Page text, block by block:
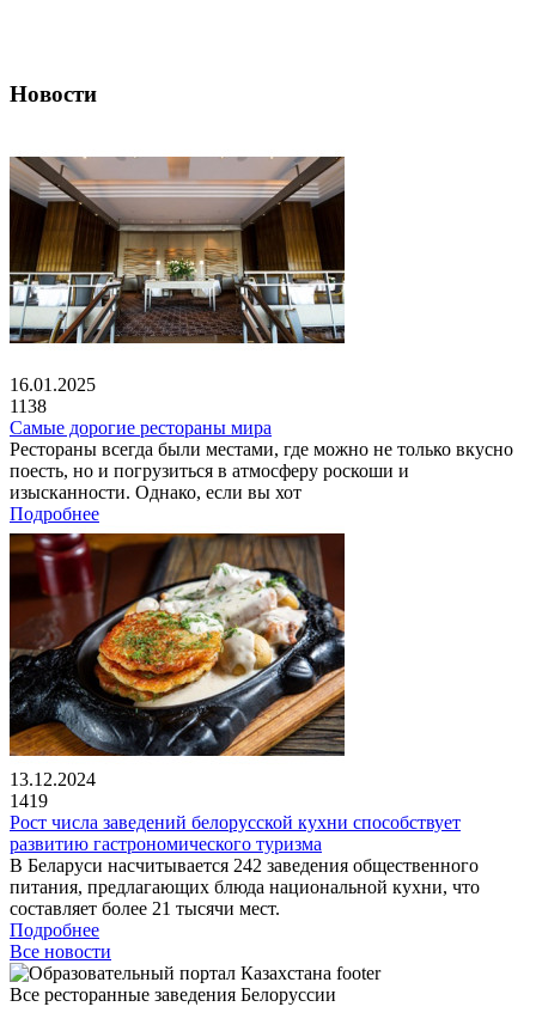
Новости
16.01.2025
1138
Самые дорогие рестораны мира
Рестораны всегда были местами, где можно не только вкусно
поесть, но и погрузиться в атмосферу роскоши и
изысканности. Однако, если вы хот
Подробнее
13.12.2024
1419
Рост числа заведений белорусской кухни способствует
развитию гастрономического туризма
В Беларуси насчитывается 242 заведения общественного
питания, предлагающих блюда национальной кухни, что
составляет более 21 тысячи мест.
Подробнее
Все новости
Все ресторанные заведения Белоруссии